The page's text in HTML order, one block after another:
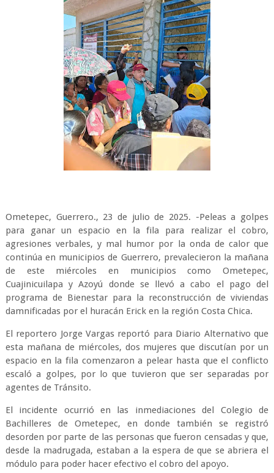
Ometepec, Guerrero., 23 de julio de 2025. -Peleas a golpes
para ganar un espacio en la fila para realizar el cobro,
agresiones verbales, y mal humor por la onda de calor que
continúa en municipios de Guerrero, prevalecieron la mañana
de este miércoles en municipios como Ometepec,
Cuajinicuilapa y Azoyú donde se llevó a cabo el pago del
programa de Bienestar para la reconstrucción de viviendas
damnificadas por el huracán Erick en la región Costa Chica.
El reportero Jorge Vargas reportó para Diario Alternativo que
esta mañana de miércoles, dos mujeres que discutían por un
espacio en la fila comenzaron a pelear hasta que el conflicto
escaló a golpes, por lo que tuvieron que ser separadas por
agentes de Tránsito.
El incidente ocurrió en las inmediaciones del Colegio de
Bachilleres de Ometepec, en donde también se registró
desorden por parte de las personas que fueron censadas y que,
desde la madrugada, estaban a la espera de que se abriera el
módulo para poder hacer efectivo el cobro del apoyo.